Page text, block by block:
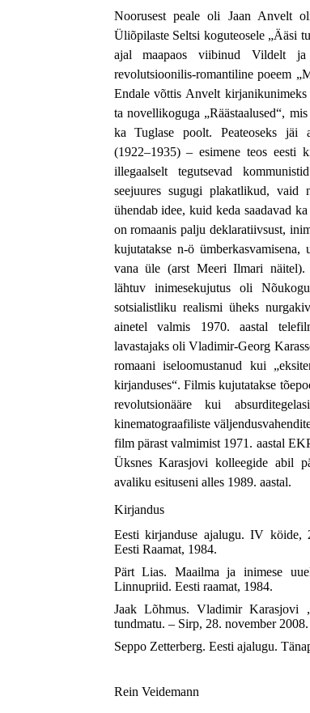
Noorusest peale oli Jaan Anvelt
Üliõpilaste Seltsi koguteosele „Ääsi
ajal maapaos viibinud Vildelt ja
revolutsioonilis-romantiline poeem
Endale võttis Anvelt kirjanikunimeks
ta novellikoguga „Räästaalused“,
ka Tuglase poolt. Peateoseks jäi
(1922–1935) – esimene teos eesti
illegaalselt tegutsevad
seejuures sugugi plakatlikud,
ühendab idee, kuid keda saadavad
on romaanis palju deklaratiivsust,
kujutatakse n-ö ümberkasvamisena,
vana üle (arst Meeri Ilmari näitel).
lähtuv inimesekujutus oli
sotsialistliku realismi üheks
ainetel valmis 1970. aastal
lavastajaks oli Vladimir-Georg
romaani iseloomustanud kui
kirjanduses“. Filmis kujutatakse
revolutsionääre kui
kinematograafiliste
film pärast valmimist 1971. aastal
Üksnes Karasjovi kolleegide abil
avaliku esituseni alles 1989. aastal.
Kirjandus
Eesti kirjanduse ajalugu. IV köide,
Eesti Raamat, 1984.
Pärt Lias. Maailma ja inimese
Linnupriid. Eesti raamat, 1984.
Jaak Lõhmus. Vladimir
tundmatu. – Sirp, 28. november 2008.
Seppo Zetterberg. Eesti ajalugu.
Rein Veidemann